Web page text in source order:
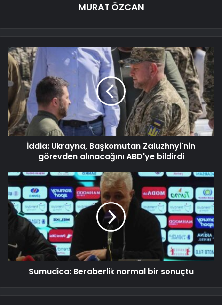
MURAT ÖZCAN
İddia: Ukrayna, Başkomutan Zaluzhnyi'nin
görevden alınacağını ABD'ye bildirdi
Sumudica: Beraberlik normal bir sonuçtu